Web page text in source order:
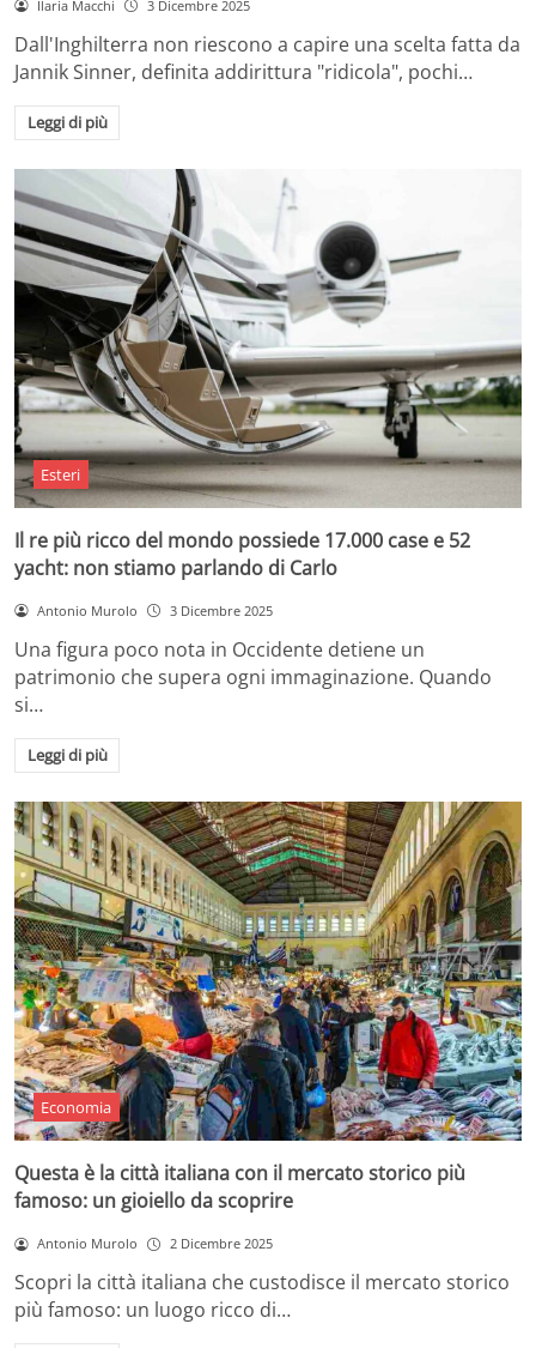
Ilaria Macchi 3 Dicembre 2025
Dall'Inghilterra non riescono a capire una scelta fatta da
Jannik Sinner, definita addirittura "ridicola", pochi…
Leggi di più
Esteri
Il re più ricco del mondo possiede 17.000 case e 52
yacht: non stiamo parlando di Carlo
Antonio Murolo 3 Dicembre 2025
Una figura poco nota in Occidente detiene un
patrimonio che supera ogni immaginazione. Quando
si…
Leggi di più
Economia
Questa è la città italiana con il mercato storico più
famoso: un gioiello da scoprire
Antonio Murolo 2 Dicembre 2025
Scopri la città italiana che custodisce il mercato storico
più famoso: un luogo ricco di…